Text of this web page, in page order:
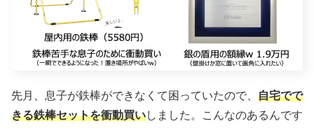
先月、息子が鉄棒ができなくて困っていたので、 自宅でで
きる鉄棒セットを衝動買いしました。こんなのあるんです